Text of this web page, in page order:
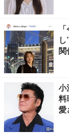
関
小
料
愛